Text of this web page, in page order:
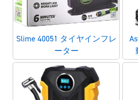
Slime 40051 タイヤインフレ
ーター